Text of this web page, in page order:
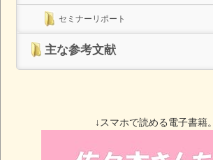
セミナーリポート
主な参考文献
↓スマホで読める電子書籍。